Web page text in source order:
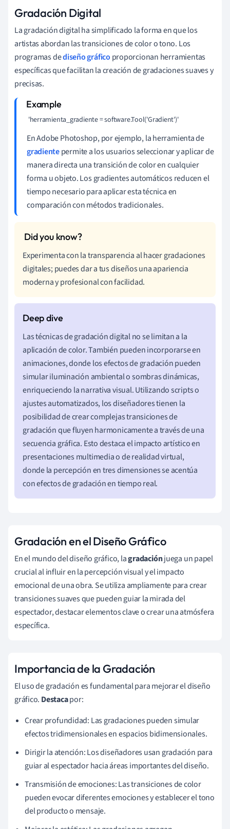
Gradación Digital
La gradación digital ha simplificado la forma en que los
artistas abordan las transiciones de color o tono. Los
programas dediseño gráfico proporcionan herramientas
específicas que facilitan la creación de gradaciones suaves y
precisas.
'herramienta_gradiente = software.Tool('Gradient')'
En Adobe Photoshop, por ejemplo, la herramienta de
gradientepermite a los usuarios seleccionar y aplicar de
manera directa una transición de color en cualquier
forma u objeto. Los gradientes automáticos reducen el
tiempo necesario para aplicar esta técnica en
comparación con métodos tradicionales.
Experimenta con la transparencia al hacer gradaciones
digitales; puedes dar a tus diseños una apariencia
moderna y profesional con facilidad.
Las técnicas de gradación digital no se limitan a la
aplicación de color. También pueden incorporarse en
animaciones, donde los efectos de gradación pueden
simular iluminación ambiental o sombras dinámicas,
enriqueciendo la narrativa visual. Utilizando scripts o
ajustes automatizados, los diseñadores tienen la
posibilidad de crear complejas transiciones de
gradación que fluyen harmonicamente a través de una
secuencia gráfica. Esto destaca el impacto artístico en
presentaciones multimedia o de realidad virtual,
donde la percepción en tres dimensiones se acentúa
con efectos de gradación en tiempo real.
Gradación en el Diseño Gráfico
En el mundo del diseño gráfico, lagradaciónjuega un papel
crucial al influir en la percepción visual y el impacto
emocional de una obra. Se utiliza ampliamente para crear
transiciones suaves que pueden guiar la mirada del
espectador, destacar elementos clave o crear una atmósfera
específica.
Importancia de la Gradación
El uso de gradación es fundamental para mejorar el diseño
gráfico. Destacapor:
Crear profundidad: Las gradaciones pueden simular
efectos tridimensionales en espacios bidimensionales.
Dirigir la atención: Los diseñadores usan gradación para
guiar al espectador hacia áreas importantes del diseño.
Transmisión de emociones: Las transiciones de color
pueden evocar diferentes emociones y establecer el tono
del producto o mensaje.